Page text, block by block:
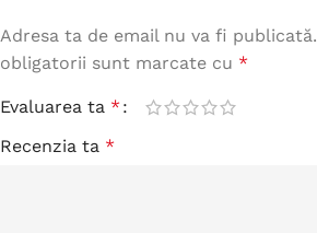
Adresa ta de email nu va fi publicată.
obligatorii sunt marcate cu *
Evaluarea ta *
Recenzia ta *